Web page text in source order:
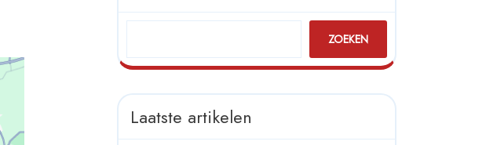
ZOEKEN
Laatste artikelen